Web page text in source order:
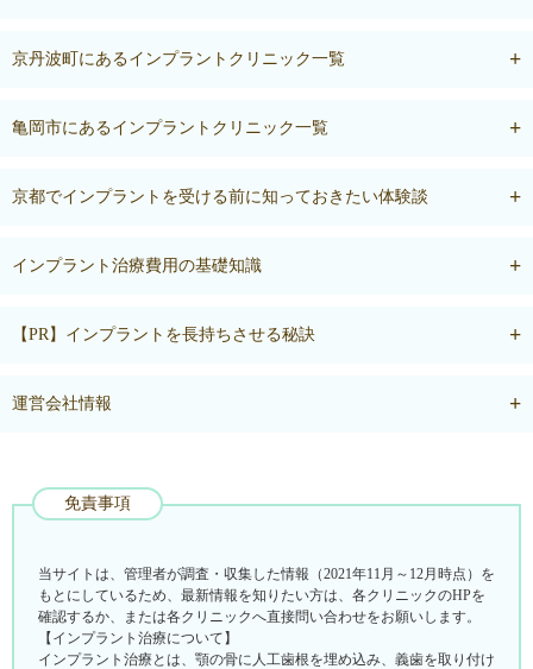
京丹波町にあるインプラントクリニック一覧
亀岡市にあるインプラントクリニック一覧
京都でインプラントを受ける前に知っておきたい体験談
インプラント治療費用の基礎知識
【PR】インプラントを長持ちさせる秘訣
運営会社情報
免責事項
当サイトは、管理者が調査・収集した情報（2021年11月～12月時点）を
もとにしているため、最新情報を知りたい方は、各クリニックのHPを
確認するか、または各クリニックへ直接問い合わせをお願いします。
【インプラント治療について】
インプラント治療とは、顎の骨に人工歯根を埋め込み、義歯を取り付け